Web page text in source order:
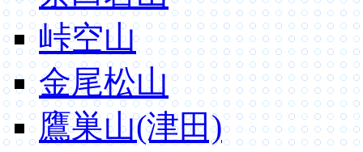
峠空山
金尾松山
鷹巣山(津田)